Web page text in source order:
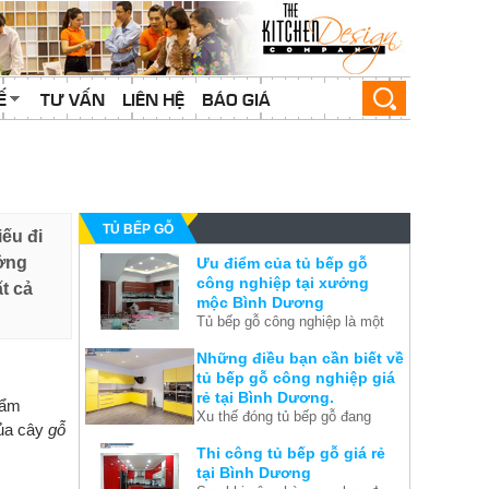
TƯ VẤN LIÊN HỆ BÁO GIÁ
đi
cả
cây gỗ
TỦ BẾP GỖ
Ưu điểm của tủ bếp gỗ
công nghiệp tại xưởng
mộc Bình Dương
Tủ bếp gỗ công nghiệp là một
của căn nhà song chúng ta
thường lãng quên và chỉ nghĩ
đến thiết kế nội thất chung sau
khi việc xây dựng nhà đã hoàn
những ưu điểm để bạn thấy
được rằng thật ra tủ bếp cũng
Những điều bạn cần biết về
tủ bếp gỗ công nghiệp giá
rẻ tại Bình Dương.
Xu thế đóng tủ bếp gỗ đang
Dương dành sự quan tâm đặc
biệt hiện nay, chính vì thế
Thi công tủ bếp gỗ giá rẻ
tại Bình Dương